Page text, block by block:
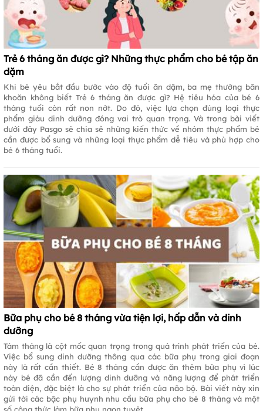
Trẻ 6 tháng ăn được gì? Những thực phẩm cho bé tập ăn
dặm
Khi bé yêu bắt đầu bước vào độ tuổi ăn dặm, ba mẹ thường băn
khoăn không biết Trẻ 6 tháng ăn được gì? Hệ tiêu hóa của bé 6
tháng tuổi còn rất non nớt. Do đó, việc lựa chọn đúng loại thực
phẩm giàu dinh dưỡng đóng vai trò quan trọng. Và trong bài viết
dưới đây Pasgo sẽ chia sẻ những kiến thức về nhóm thực phẩm bé
cần được bổ sung và những loại thực phẩm dễ tiêu và phù hợp cho
bé 6 tháng tuổi.
Bữa phụ cho bé 8 tháng vừa tiện lợi, hấp dẫn và dinh
dưỡng
Tám tháng là cột mốc quan trọng trong quá trình phát triển của bé.
Việc bổ sung dinh dưỡng thông qua các bữa phụ trong giai đoạn
này là rất cần thiết. Bé 8 tháng cần được ăn thêm bữa phụ vì lúc
này bé đã cần đến lượng dinh dưỡng và năng lượng để phát triển
toàn diện, đặc biệt là cho sự phát triển của não bộ. Bài viết này xin
gửi tới các bậc phụ huynh nhu cầu bữa phụ cho bé 8 tháng và một